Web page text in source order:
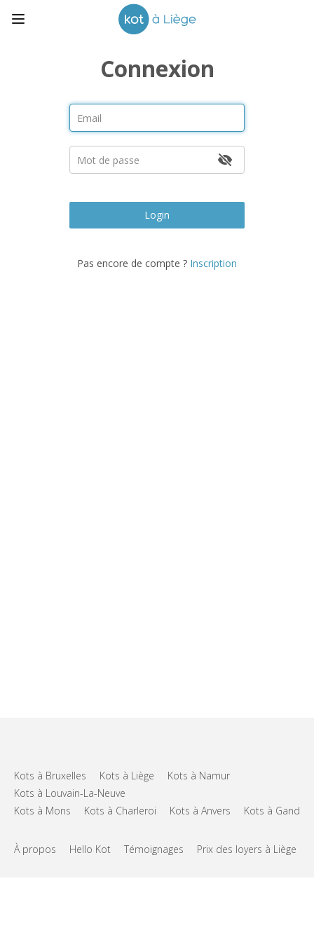
Connexion
Login
Pas encore de compte ? Inscription
Kots à Bruxelles Kots à Liège
Kots à Namur
Kots à Louvain-La-Neuve
Kots à Mons
Kots à Charleroi Kots à Anvers Kots à Gand
À propos Hello Kot Témoignages Prix des loyers à Liège